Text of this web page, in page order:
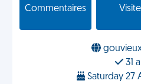
Commentaires
31
Saturday 27